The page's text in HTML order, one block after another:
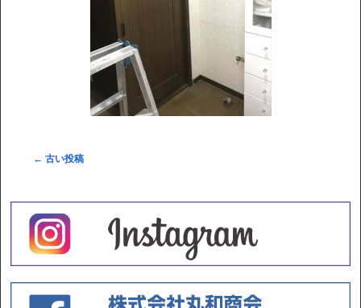
← 古い投稿